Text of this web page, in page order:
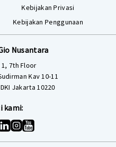
Nusantara
7th Floor
Kav 10-11
Jakarta 10220
Kebijakan Privasi
Kebijakan Penggunaan
kami: